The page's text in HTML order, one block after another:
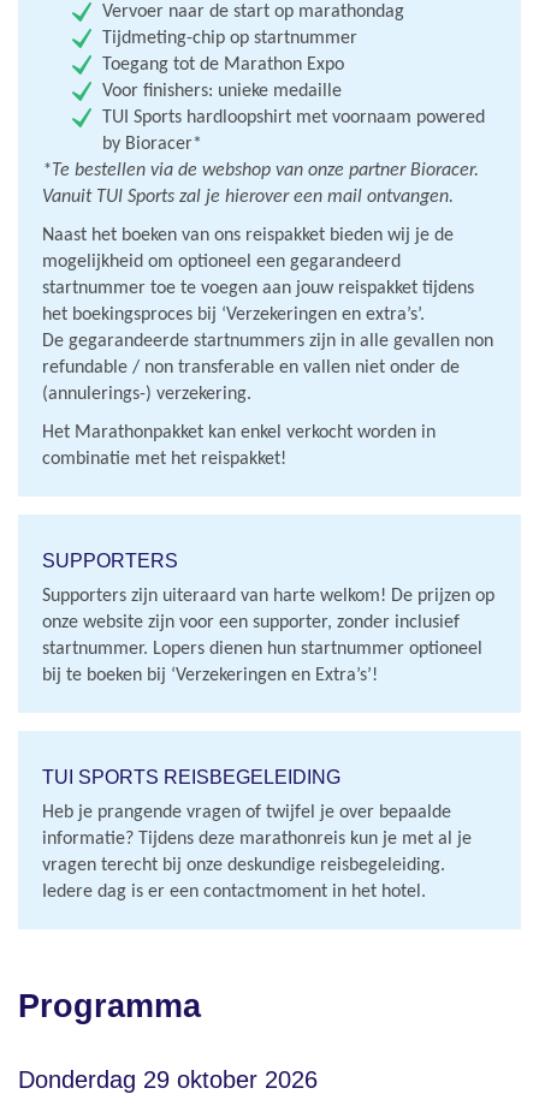
Vervoer naar de start op marathondag
Tijdmeting-chip op startnummer
Toegang tot de Marathon Expo
Voor finishers: unieke medaille
TUI Sports hardloopshirt met voornaam powered
by Bioracer*
*Te bestellen via de webshop van onze partner Bioracer.
Vanuit TUI Sports zal je hierover een mail ontvangen.
Naast het boeken van ons reispakket bieden wij je de
mogelijkheid om optioneel een gegarandeerd
startnummer toe te voegen aan jouw reispakket tijdens
het boekingsproces bij ‘Verzekeringen en extra’s’.
De gegarandeerde startnummers zijn in alle gevallen non
refundable / non transferable en vallen niet onder de
(annulerings-) verzekering.
Het Marathonpakket kan enkel verkocht worden in
combinatie met het reispakket!
SUPPORTERS
Supporters zijn uiteraard van harte welkom! De prijzen op
onze website zijn voor een supporter, zonder inclusief
startnummer. Lopers dienen hun startnummer optioneel
bij te boeken bij ‘Verzekeringen en Extra’s’!
TUI SPORTS REISBEGELEIDING
Heb je prangende vragen of twijfel je over bepaalde
informatie? Tijdens deze marathonreis kun je met al je
vragen terecht bij onze deskundige reisbegeleiding.
Iedere dag is er een contactmoment in het hotel.
Programma
Donderdag 29 oktober 2026